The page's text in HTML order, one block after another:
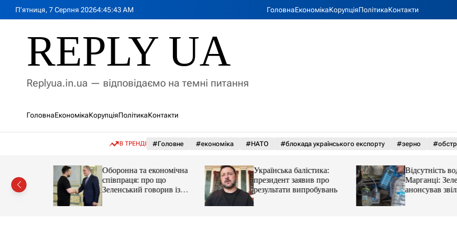
П’ятниця, 7 Серпня 20264:45:45 AM ГоловнаЕкономікаКорупціяПолітикаКонтакти
REPLY UA
Replyua.in.ua — відповідаємо на темні питання
ГоловнаЕкономікаКорупціяПолітикаКонтакти
В ТРЕНДІ #Головне #економіка #НАТО #блокада українського експорту #зерно
Оборонна та економічна
співпраця: про що
Зеленський говорив із
главою МЗС Азербайджану
Українська балістика:
президент заявив про
результати випробувань
Відсутність води
Марганці:
анонсував